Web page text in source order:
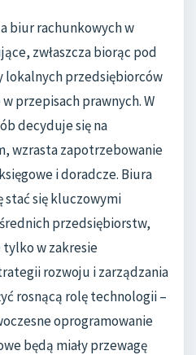
biur rachunkowych w
zwłaszcza biorąc pod
lokalnych przedsiębiorców
przepisach prawnych. W
decyduje się na
wzrasta zapotrzebowanie
i doradcze. Biura
stać się kluczowymi
przedsiębiorstw,
w zakresie
rozwoju i zarządzania
rosnącą rolę technologii –
oprogramowanie
będą miały przewagę